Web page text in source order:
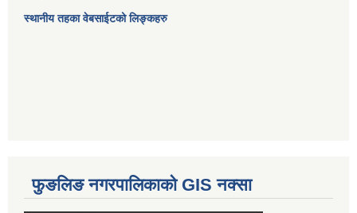
स्थानीय तहका वेबसाईटको लिङ्कहरु
फुङलिङ नगरपालिकाको GIS नक्सा